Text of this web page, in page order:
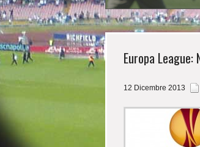
Europa
12 Dicembre 2013